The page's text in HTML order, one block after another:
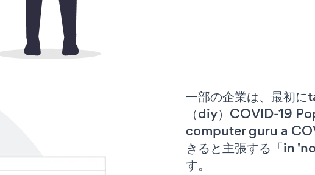
一部の企業は、最初
（diy）COVID-19
computer guru a
きると主張する「in
す。